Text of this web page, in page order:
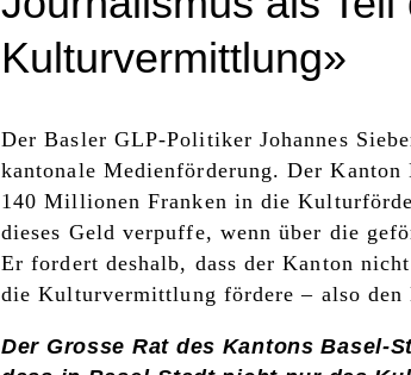
Kulturvermittlung»
Der Basler GLP-Politiker Johannes
kantonale Medienförderung. Der
140 Millionen Franken in die
dieses Geld verpuffe, wenn über die
Er fordert deshalb, dass der Kanton
die Kulturvermittlung fördere – also
Der Grosse Rat des Kantons Basel-